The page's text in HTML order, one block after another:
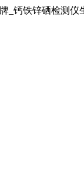
_钙铁锌硒检测仪